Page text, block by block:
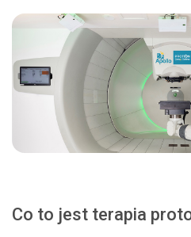
Co to jest terapia